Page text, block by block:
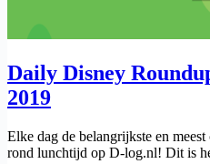
Daily Disney
2019
Elke dag de belangrijkste en
rond lunchtijd op D-log.nl! Dit is